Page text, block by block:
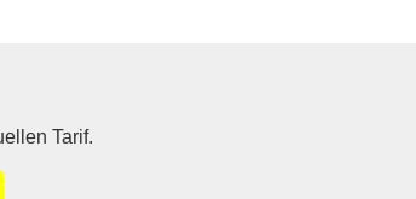
Tarif.